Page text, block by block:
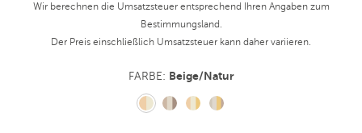
Wir berechnen die Umsatzsteuer entsprechend Ihren Angaben zum
Bestimmungsland.
Der Preis einschließlich Umsatzsteuer kann daher variieren.
FARBE: Beige/Natur